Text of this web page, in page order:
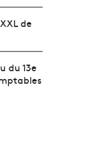
de
du 13e